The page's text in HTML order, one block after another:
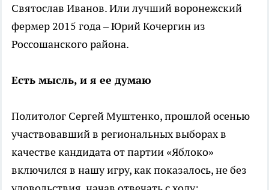
Святослав Иванов. Или лучший воронежский
фермер 2015 года – Юрий Кочергин из
Россошанского района.
Есть мысль, и я ее думаю
Политолог Сергей Муштенко, прошлой осенью
участвовавший в региональных выборах в
качестве кандидата от партии «Яблоко»
включился в нашу игру, как показалось, не без